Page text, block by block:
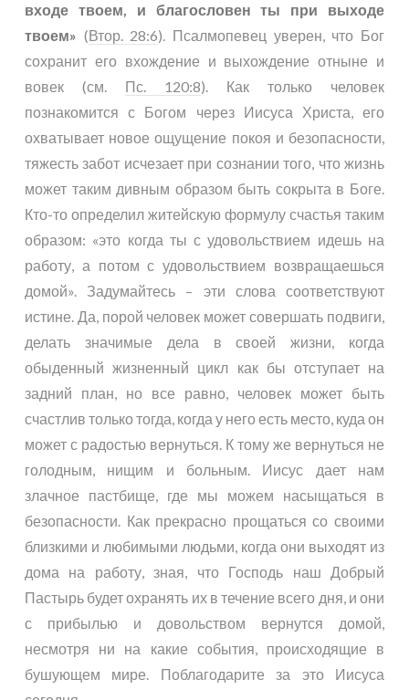
входе твоем, и благословен ты при выходе
твоем» (Втор. 28:6). Псалмопевец уверен, что Бог
сохранит его вхождение и выхождение отныне и
вовек (см. Пс. 120:8). Как только человек
познакомится с Богом через Иисуса Христа, его
охватывает новое ощущение покоя и безопасности,
тяжесть забот исчезает при сознании того, что жизнь
может таким дивным образом быть сокрыта в Боге.
Кто-то определил житейскую формулу счастья таким
образом: «это когда ты с удовольствием идешь на
работу, а потом с удовольствием возвращаешься
домой». Задумайтесь – эти слова соответствуют
истине. Да, порой человек может совершать подвиги,
делать значимые дела в своей жизни, когда
обыденный жизненный цикл как бы отступает на
задний план, но все равно, человек может быть
счастлив только тогда, когда у него есть место, куда он
может с радостью вернуться. К тому же вернуться не
голодным, нищим и больным. Иисус дает нам
злачное пастбище, где мы можем насыщаться в
безопасности. Как прекрасно прощаться со своими
близкими и любимыми людьми, когда они выходят из
дома на работу, зная, что Господь наш Добрый
Пастырь будет охранять их в течение всего дня, и они
с прибылью и довольством вернутся домой,
несмотря ни на какие события, происходящие в
бушующем мире. Поблагодарите за это Иисуса